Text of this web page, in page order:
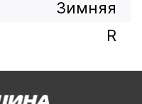
Зимняя
R